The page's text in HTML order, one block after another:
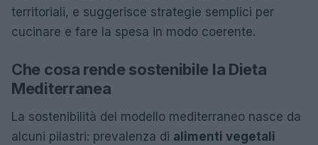
territoriali, e suggerisce strategie semplici per
cucinare e fare la spesa in modo coerente.
Che cosa rende sostenibile la Dieta
Mediterranea
La sostenibilità del modello mediterraneo nasce da
alcuni pilastri: prevalenza di alimenti vegetali